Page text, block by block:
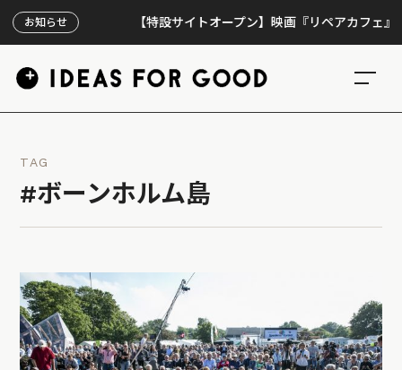
お知らせ 【特設サイトオープン】映画『リペアカフェ』、上
TAG
#ボーンホルム島